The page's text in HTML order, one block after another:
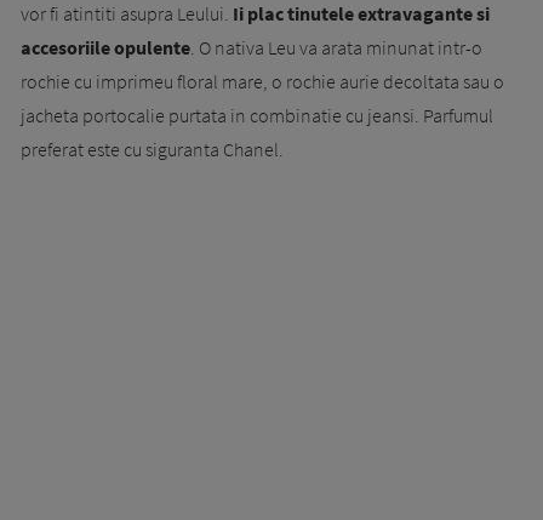
vor fi atintiti asupra Leului. Ii plac tinutele extravagante si
accesoriile opulente. O nativa Leu va arata minunat intr-o
rochie cu imprimeu floral mare, o rochie aurie decoltata sau o
jacheta portocalie purtata in combinatie cu jeansi. Parfumul
preferat este cu siguranta Chanel.